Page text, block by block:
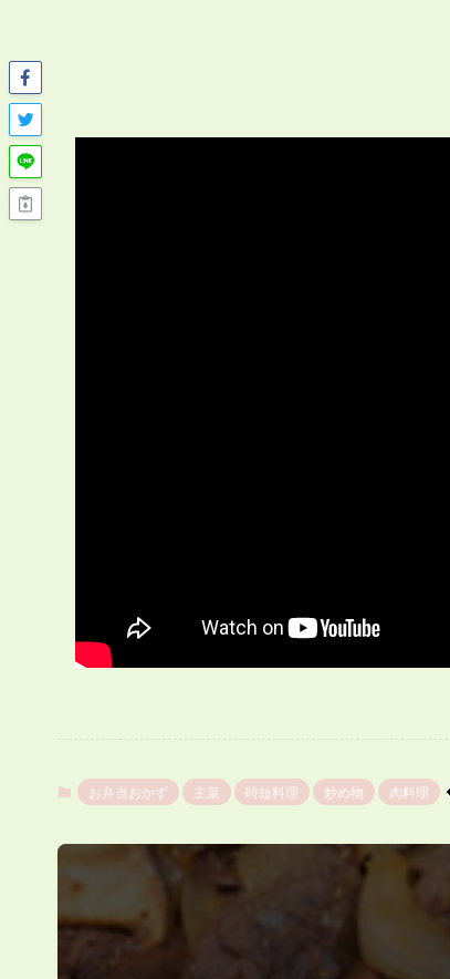
お弁当おかず 主菜 時短料理 炒め物 肉料理